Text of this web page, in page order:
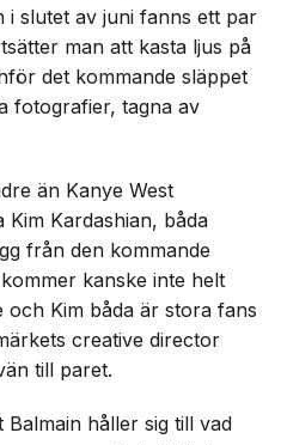
i slutet av juni fanns ett par
man att kasta ljus på
det kommande släppet
fotografier, tagna av
än Kanye West
Kim Kardashian, båda
från den kommande
kanske inte helt
Kim båda är stora fans
creative director
till paret.
Balmain håller sig till vad